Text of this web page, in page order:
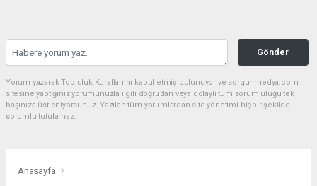
Gönder
Yorum yazarak Topluluk Kuralları’nı kabul etmiş bulunuyor ve sorgunmedya.com
sitesine yaptığınız yorumunuzla ilgili doğrudan veya dolaylı tüm sorumluluğu tek
başınıza üstleniyorsunuz. Yazılan tüm yorumlardan site yönetimi hiçbir şekilde
sorumlu tutulamaz.
Anasayfa